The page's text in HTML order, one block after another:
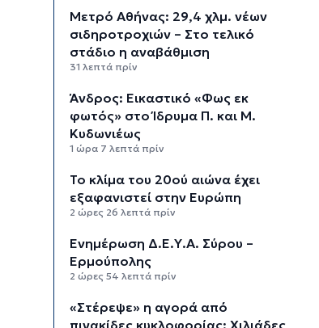
Μετρό Αθήνας: 29,4 χλμ. νέων
σιδηροτροχιών – Στο τελικό
στάδιο η αναβάθμιση
31 λεπτά πρίν
Άνδρος: Εικαστικό «Φως εκ
φωτός» στο Ίδρυμα Π. και Μ.
Κυδωνιέως
1 ώρα 7 λεπτά πρίν
Το κλίμα του 20ού αιώνα έχει
εξαφανιστεί στην Ευρώπη
2 ώρες 26 λεπτά πρίν
Ενημέρωση Δ.Ε.Υ.Α. Σύρου –
Ερμούπολης
2 ώρες 54 λεπτά πρίν
«Στέρεψε» η αγορά από